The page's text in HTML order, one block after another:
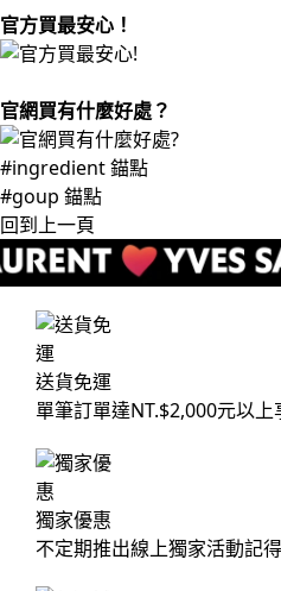
官方買最安心！
官網買有什麼好處？
#ingredient 錨點
#goup 錨點
回到上一頁
送貨免運
單筆訂單達NT.$2,000元以
獨家優惠
不定期推出線上獨家活動記